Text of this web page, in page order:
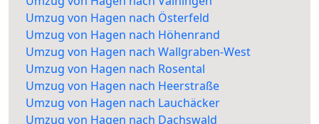
Umzug von Hagen nach Österfeld
Umzug von Hagen nach Höhenrand
Umzug von Hagen nach Wallgraben-West
Umzug von Hagen nach Rosental
Umzug von Hagen nach Heerstraße
Umzug von Hagen nach Lauchäcker
Umzug von Hagen nach Dachswald